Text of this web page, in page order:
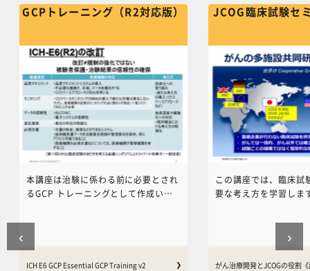
す。 本講義をご覧頂いた後に、福田
治彦先生の「コンセ
是非受講ください。
GCPトレーニング（R2対応版）
本講座は治験に係わる前に必要とされ
るGCP トレーニングとして作成いた
2016年2月にTransCelerateによっ
の公式プログラムとしてご利用いただ
いております。また、ICH-GCP
ICH E6 GCP Essential GCP Training v2
JCOG臨床試験セ
この講座では、臨床試
要な考え方を学習しま
日本臨床腫瘍研究グル
が臨床試験に関与し
師や、臨床研究の支
2022年10月8日に開催
がん治療開発とJCOGの役割
‹ ›